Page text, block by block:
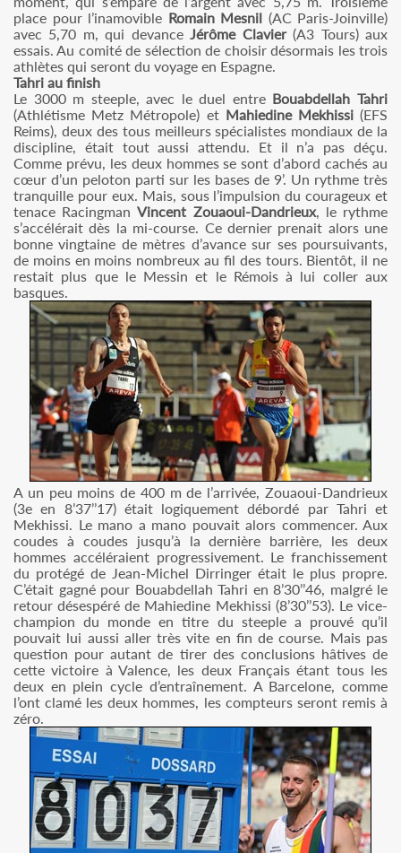
place pour l’inamovible Romain Mesnil (AC Paris-Joinville)
avec 5,70 m, qui devanceJérôme Clavier(A3 Tours) aux
essais. Au comité de sélection de choisir désormais les trois
athlètes qui seront du voyage en Espagne.
Tahri au finish
Le 3000 m steeple, avec le duel entre Bouabdellah Tahri
(Athlétisme Metz Métropole) et Mahiedine Mekhissi(EFS
Reims), deux des tous meilleurs spécialistes mondiaux de la
discipline, était tout aussi attendu. Et il n’a pas déçu.
Comme prévu, les deux hommes se sont d’abord cachés au
cœur d’un peloton parti sur les bases de 9’. Un rythme très
tranquille pour eux. Mais, sous l’impulsion du courageux et
tenace RacingmanVincent Zouaoui-Dandrieux, le rythme
s’accélérait dès la mi-course. Ce dernier prenait alors une
bonne vingtaine de mètres d’avance sur ses poursuivants,
de moins en moins nombreux au fil des tours. Bientôt, il ne
restait plus que le Messin et le Rémois à lui coller aux
basques.
A un peu moins de 400 m de l’arrivée, Zouaoui-Dandrieux
(3e en 8’37’’17) était logiquement débordé par Tahri et
Mekhissi. Le mano a mano pouvait alors commencer. Aux
coudes à coudes jusqu’à la dernière barrière, les deux
hommes accéléraient progressivement. Le franchissement
du protégé de Jean-Michel Dirringer était le plus propre.
C’était gagné pour Bouabdellah Tahri en 8’30’’46, malgré le
retour désespéré de Mahiedine Mekhissi (8’30’’53). Le vice-
champion du monde en titre du steeple a prouvé qu’il
pouvait lui aussi aller très vite en fin de course. Mais pas
question pour autant de tirer des conclusions hâtives de
cette victoire à Valence, les deux Français étant tous les
deux en plein cycle d’entraînement. A Barcelone, comme
l’ont clamé les deux hommes, les compteurs seront remis à
zéro.